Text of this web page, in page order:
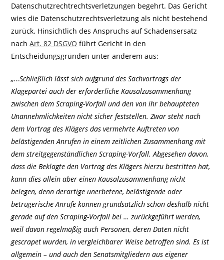
Datenschutzrechtrechtsverletzungen begehrt. Das Gericht
wies die Datenschutzrechtsverletzung als nicht bestehend
zurück. Hinsichtlich des Anspruchs auf Schadensersatz
nachArt. 82 DSGVO führt Gericht in den
Entscheidungsgründen unter anderem aus:
„…Schließlich lässt sich aufgrund des Sachvortrags der
Klagepartei auch der erforderliche Kausalzusammenhang
zwischen dem Scraping-Vorfall und den von ihr behaupteten
Unannehmlichkeiten nicht sicher feststellen. Zwar steht nach
dem Vortrag des Klägers das vermehrte Auftreten von
belästigenden Anrufen in einem zeitlichen Zusammenhang mit
dem streitgegenständlichen Scraping-Vorfall. Abgesehen davon,
dass die Beklagte den Vortrag des Klägers hierzu bestritten hat,
kann dies allein aber einen Kausalzusammenhang nicht
belegen, denn derartige unerbetene, belästigende oder
betrügerische Anrufe können grundsätzlich schon deshalb nicht
gerade auf den Scraping-Vorfall bei … zurückgeführt werden,
weil davon regelmäßig auch Personen, deren Daten nicht
gescrapet wurden, in vergleichbarer Weise betroffen sind. Es ist
allgemein – und auch den Senatsmitgliedern aus eigener